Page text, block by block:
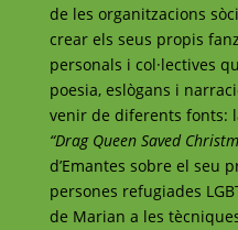
de les organitzacions
crear els seus propis
personals i col·lectives
poesia, eslògans i
venir de diferents fonts:
“Drag Queen Saved
d’Emantes sobre el seu
persones refugiades
de Marian a les